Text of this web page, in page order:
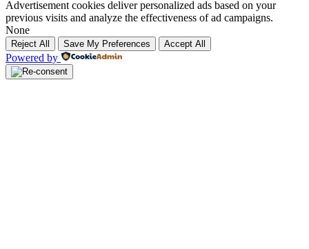
Advertisement cookies deliver personalized ads based on your
previous visits and analyze the effectiveness of ad campaigns.
None
Reject All Save My Preferences Accept All
Powered by